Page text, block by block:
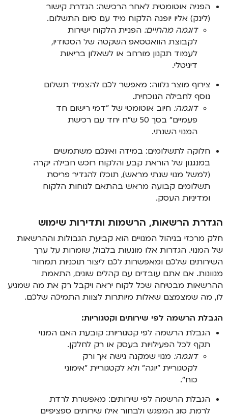
הפניה אוטומטית לאחר הרכישה: הגדרת קישור
(לינק) אליו יופנה הלקוח מיד עם סיום התשלום.
דוגמה מהחיים: הפניית הלקוח ישירות
לקבוצת הוואטסאפ השקטה של הסטודיו,
לעמוד תקנון מורחב או לשאלון בריאות
דיגיטלי.
צירוף מוצר נלווה: מאפשר לכם להצמיד תשלום
נוסף לחבילה הנוכחית.
דוגמה: חיוב אוטומטי של "דמי רישום חד
פעמיים" בסך 50 ש"ח יחד עם רכישת
המנוי השנתי.
חלוקה לתשלומים: במידה ואינכם משתמשים
במנגנון של הוראת קבע והלקוח רוכש חבילה יקרה
(למשל מנוי שנתי מראש), תוכלו להגדיר פריסת
תשלומים קבועה מראש בהתאם לנוחות הלקוח
ומדיניות העסק.
הגדרת הרשאות, הרשמות ותדירות שימוש
חלק מרכזי בניהול המנויים הוא קביעת הגבולות וההרשאות
של המנוי. הגדרות אלו מונעות בלבול, שומרות על ערך
השירותים שלכם ומאפשרות לכם ליצור תוכניות תמחור
מגוונות. אם אתם עובדים עם קהלים שונים, התאמת
ההרשאות מבטיחה שכל לקוח יראה ויקבל רק את מה שמגיע
לו, מה שמצמצם שאלות מיותרות לצוות התמיכה שלכם.
הגבלת הרשמה לפי שירותים וקטגוריות:
הגבלת הרשמה לפי קטגוריות: קובעת האם המנוי
תקף לכל הפעילויות בעסק או רק לחלקן.
דוגמה: מנוי שמקנה גישה אך ורק
לקטגוריית "יוגה" ולא לקטגוריית "אימוני
כוח".
הגבלת הרשמה לפי שירותים: מאפשרת לרדת
לרמת סוג המפגש ולבחור אילו שירותים ספציפיים